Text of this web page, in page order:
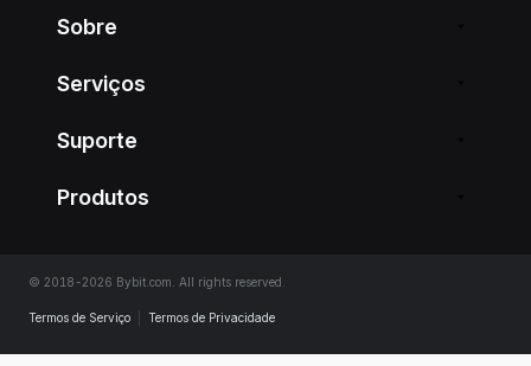
Sobre
Serviços
Suporte
Produtos
© 2018-2026 Bybit.com. All rights reserved.
Termos de Serviço Termos de Privacidade